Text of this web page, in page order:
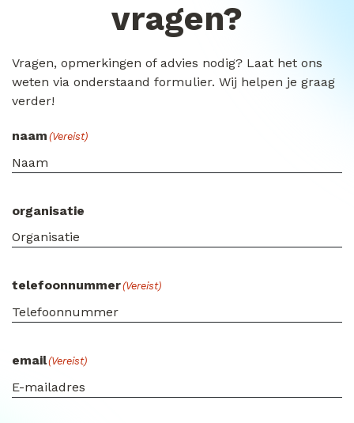
vragen?
Vragen, opmerkingen of advies nodig? Laat het ons
weten via onderstaand formulier. Wij helpen je graag
verder!
naam (Vereist)
organisatie
telefoonnummer(Vereist)
email(Vereist)